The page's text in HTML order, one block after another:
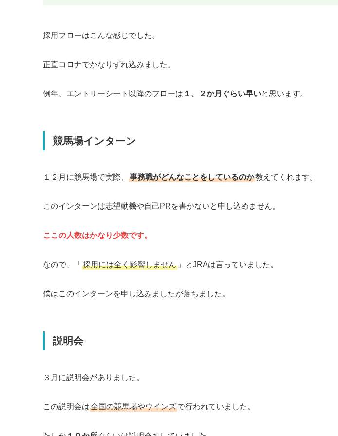
採用フローはこんな感じでした。
正直コロナでかなりずれ込みました。
例年、エントリーシート以降のフローは １、２か月ぐらい早いと思います。
競馬場インターン
１２月に競馬場で実際、 事務職がどんなことをしているのか教えてくれます。
このインターンは志望動機や自己PRを書かないと申し込めません。
ここの人数はかなり少数です。
なので、「 採用には全く影響しません 」とJRAは言っていました。
僕はこのインターンを申し込みましたが落ちました。
説明会
３月に説明会がありました。
この説明会は全国の競馬場やウインズで行われていました。